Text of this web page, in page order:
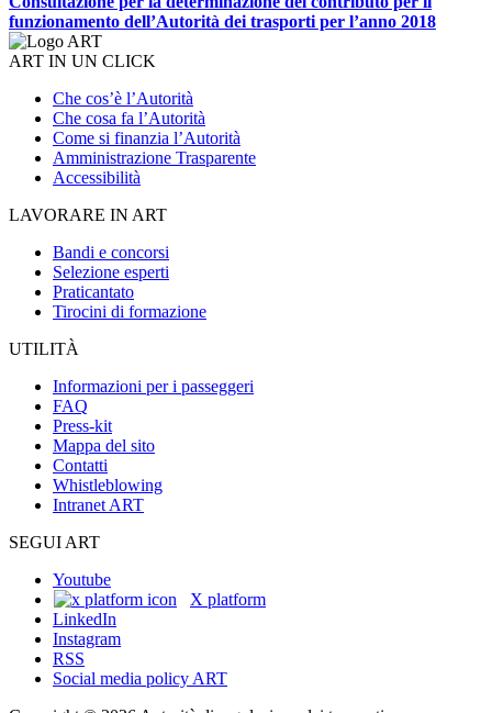
funzionamento dell’Autorità dei trasporti per l’anno 2018
ART IN UN CLICK
Che cos’è l’Autorità
Che cosa fa l’Autorità
Come si finanzia l’Autorità
Amministrazione Trasparente
Accessibilità
LAVORARE IN ART
Bandi e concorsi
Selezione esperti
Praticantato
Tirocini di formazione
UTILITÀ
Informazioni per i passeggeri
FAQ
Press-kit
Mappa del sito
Contatti
Whistleblowing
Intranet ART
SEGUI ART
Youtube
X platform
LinkedIn
Instagram
RSS
Social media policy ART